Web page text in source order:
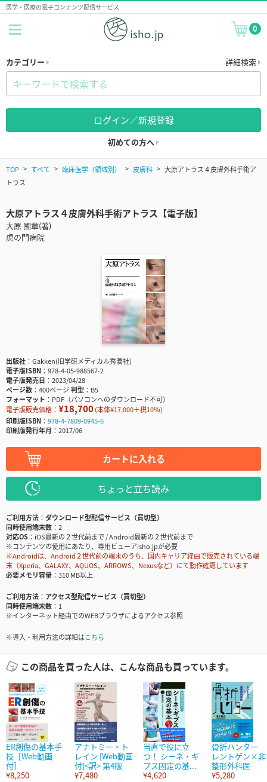
医学・医療の電子コンテンツ配信サービス
0
カテゴリー 詳細検索
ログイン／新規登録
初めての方へ
TOP すべて 臨床医学（領域別） 皮膚科
大原アトラス４皮膚外科手術ア
トラス
大原アトラス４皮膚外科手術アトラス【電子版】
大原 國章(著)
虎の門病院
出版社
Gakken(旧学研メディカル秀潤社)
電子版ISBN
978-4-05-988567-2
電子版発売日
2023/04/28
ページ数
400ページ判型
B5
フォーマット
PDF（パソコンへのダウンロード不可）
電子版販売価格： ¥18,700(本体¥17,000＋税10％)
印刷版ISBN
978-4-7809-0945-6
印刷版発行年月
2017/06
カートに入れる
ちょっと立ち読み
ご利用方法
ダウンロード型配信サービス（買切型）
同時使用端末数
2
対応OS
iOS最新の２世代前まで / Android最新の２世代前まで
※コンテンツの使用にあたり、専用ビューアisho.jpが必要
※Androidは、Android２世代前の端末のうち、国内キャリア経由で販売されている端
末（Xperia、GALAXY、AQUOS、ARROWS、Nexusなど）にて動作確認しています
必要メモリ容量
310 MB以上
ご利用方法
アクセス型配信サービス（買切型）
同時使用端末数
1
※インターネット経由でのWEBブラウザによるアクセス参照
※導入・利用方法の詳細はこちら
この商品を買った人は、こんな商品も買っています。
ER創傷の基本手
技［Web動画
付］
¥8,250
アナトミー・ト
レイン [Web動画
付]<訳> 第4版
¥7,480
当直で役に立
つ！ シーネ・ギ
プス固定の基...
¥4,620
骨折ハンター
レントゲン×非
整形外科医
¥5,280